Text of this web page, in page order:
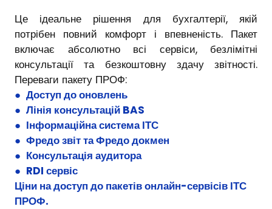
Це ідеальне рішення для бухгалтерії, якій
потрібен повний комфорт і впевненість. Пакет
включає абсолютно всі сервіси, безлімітні
консультації та безкоштовну здачу звітності.
Переваги пакету ПРОФ:
● Доступ до оновлень
● Лінія консультацій BAS
● Інформаційна система ІТС
● Фредо звіттаФредо докмен
● Консультація аудитора
● RDI сервіс
Ціни на доступ до пакетів онлайн-сервісів ІТС
ПРОФ.